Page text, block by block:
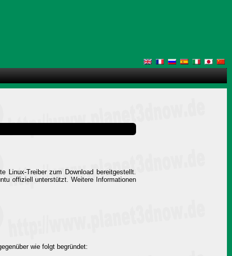
Linux-Treiber zum Download bereitgestellt.
offiziell unterstützt. Weitere Informationen
wie folgt begründet: